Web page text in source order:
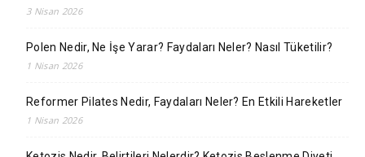
3 Nisan 2026
Polen Nedir, Ne İşe Yarar? Faydaları Neler? Nasıl Tüketilir?
1 Nisan 2026
Reformer Pilates Nedir, Faydaları Neler? En Etkili Hareketler
1 Nisan 2026